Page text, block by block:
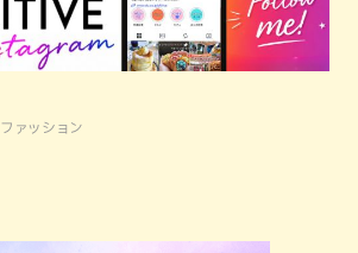
ファッション